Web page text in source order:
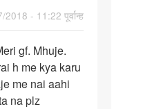
- 11:22 पूर्वान्ह
gf. Mhuje.
h me kya karu
me nai aahi
na plz